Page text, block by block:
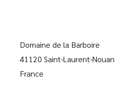
Domaine de la Barboire
41120 Saint-Laurent-Nouan
France